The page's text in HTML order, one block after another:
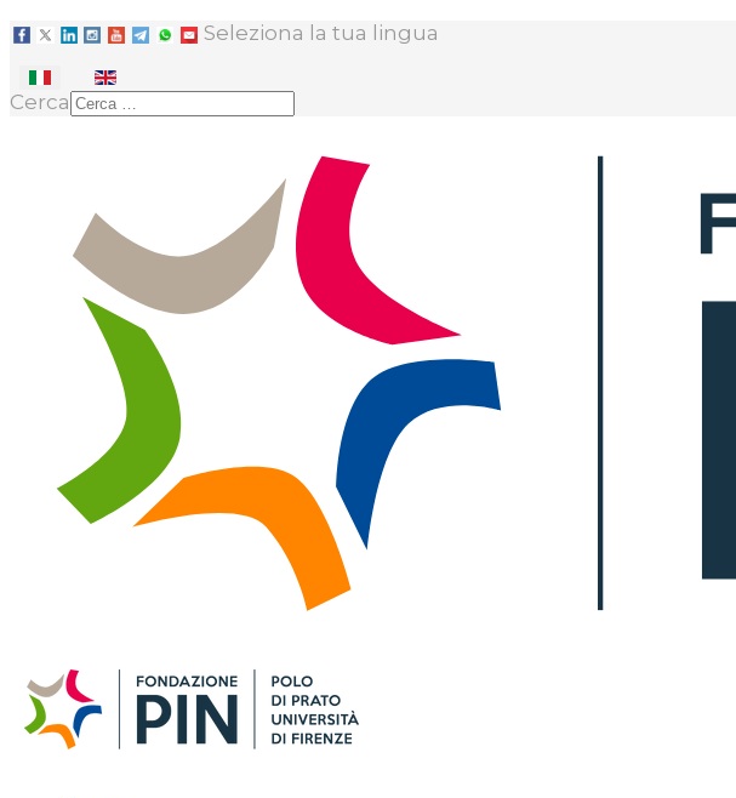
Seleziona la tua lingua
Cerca